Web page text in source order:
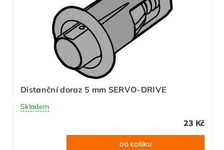
Distanční doraz 5 mm SERVO-DRIVE
Skladem
23 Kč